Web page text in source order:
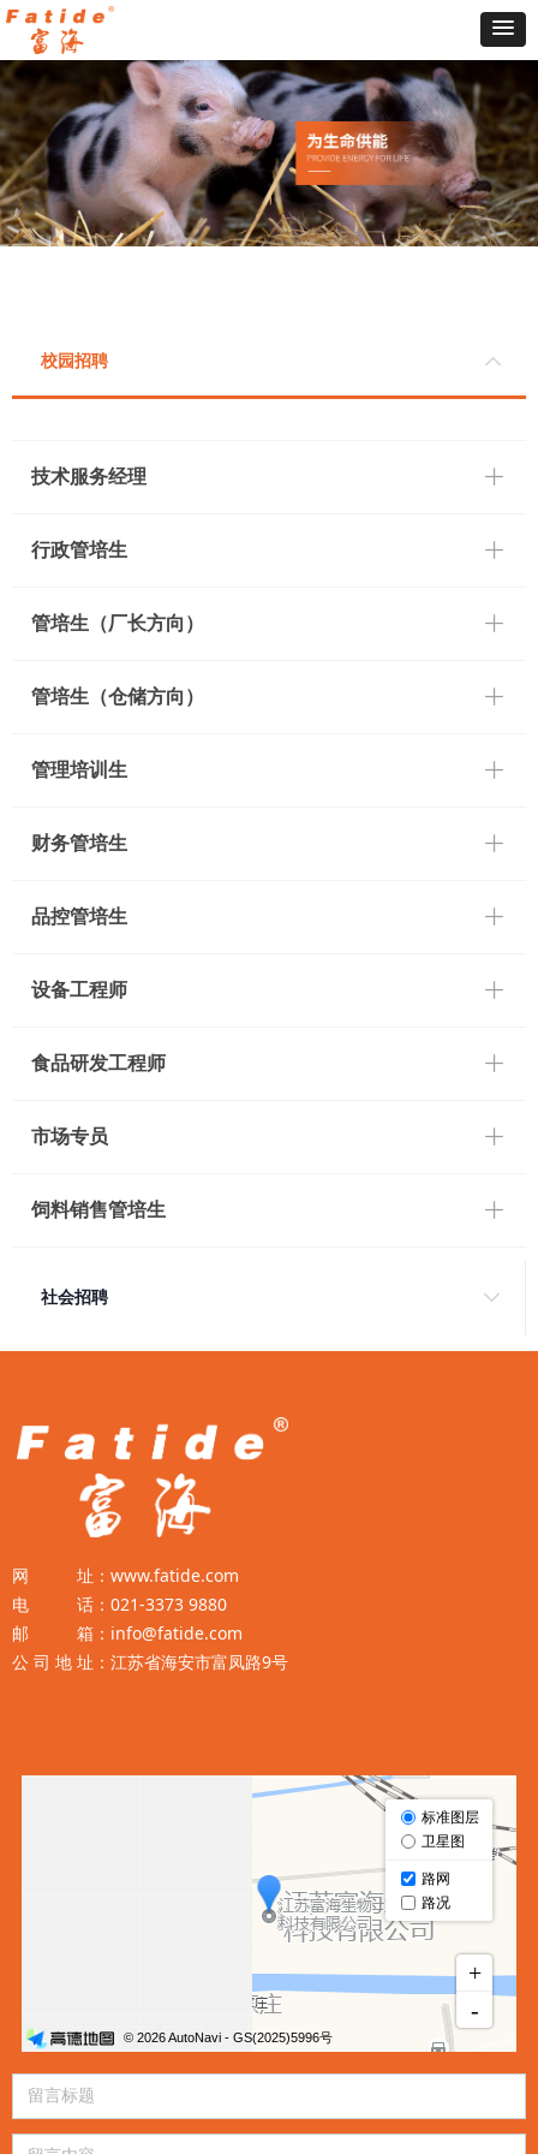
校园招聘
技术服务经理 ꄶ
行政管培生 ꄶ
管培生（厂长方向） ꄶ
管培生（仓储方向） ꄶ
管理培训生 ꄶ
财务管培生 ꄶ
品控管培生 ꄶ
设备工程师 ꄶ
食品研发工程师 ꄶ
市场专员 ꄶ
饲料销售管培生 ꄶ
社会招聘
网 址：www.fatide.com
电 话：021-3373 9880
邮 箱：info@fatide.com
公 司 地 址：江苏省海安市富凤路9号